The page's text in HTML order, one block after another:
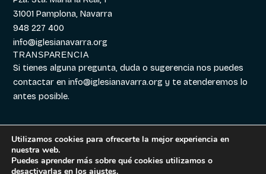
31001 Pamplona, Navarra
948 227 400
info@iglesianavarra.org
TRANSPARENCIA
Si tienes alguna pregunta, duda o sugerencia nos puedes
contactar eninfo@iglesianavarra.org y te atenderemos lo
antes posible.
Aviso legal|
Cookies|Política de
Utilizamos cookies para ofrecerte la mejor experiencia en
nuestra web.
Puedes aprender más sobre qué cookies utilizamos o
desactivarlas en los ajustes.